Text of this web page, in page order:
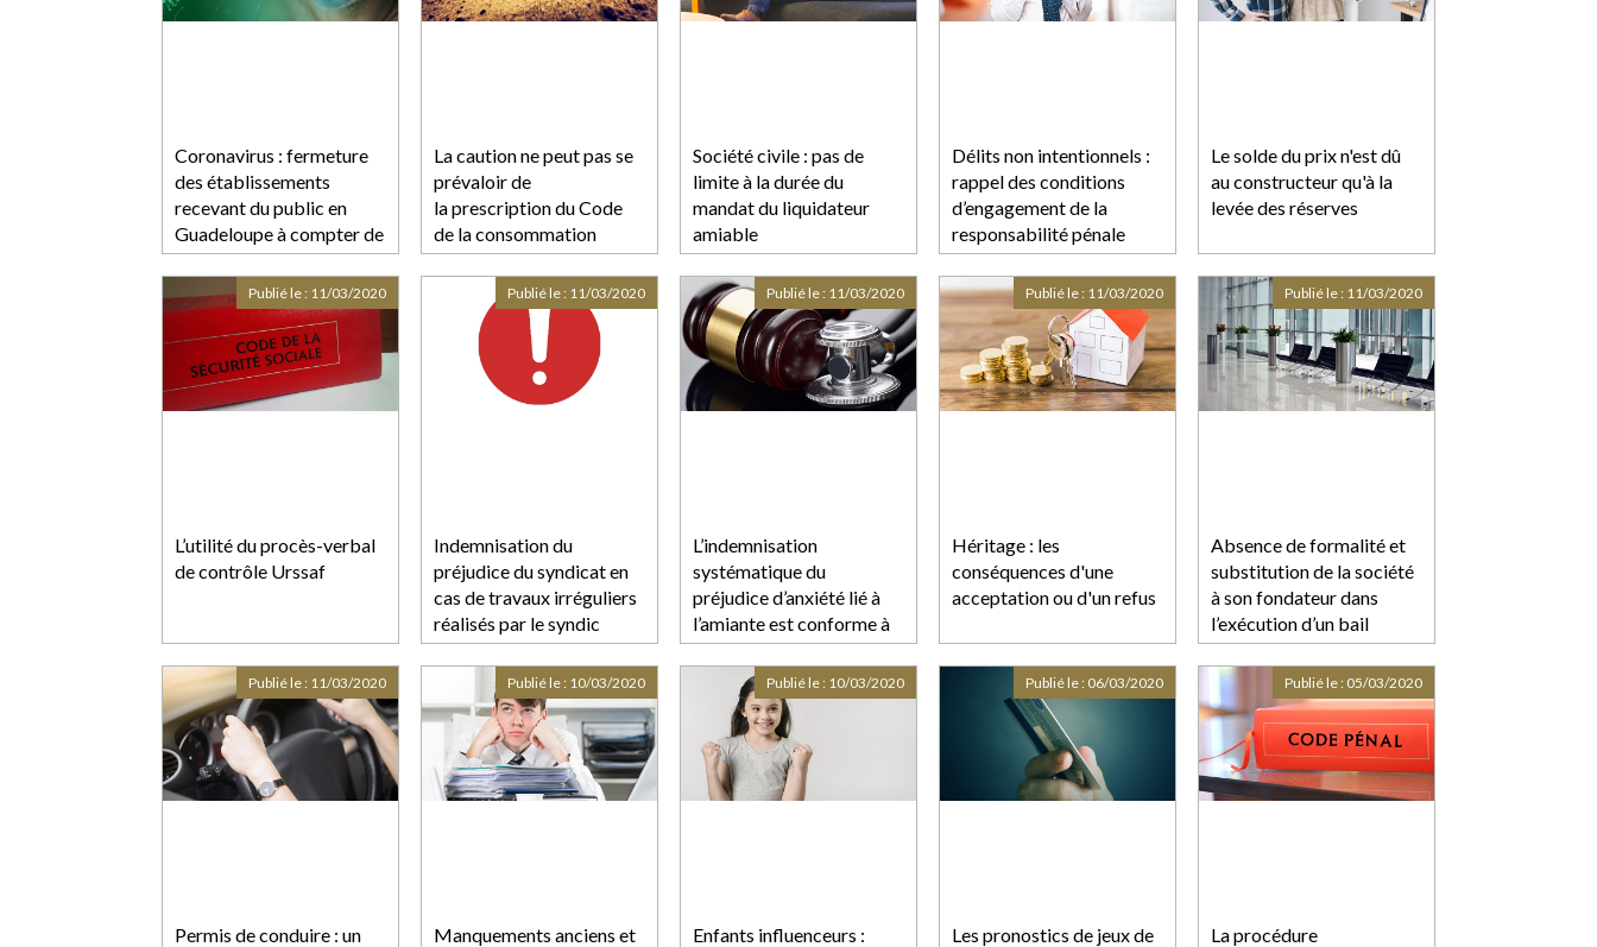
Coronavirus : fermeture
des établissements
recevant du public en
Guadeloupe à compter de
ce dimanche soir 16 mars
La caution ne peut pas se
prévaloir de
la prescription du Code
de la consommation
Société civile : pas de
limite à la durée du
mandat du liquidateur
amiable
Délits non intentionnels :
rappel des conditions
d’engagement de la
responsabilité pénale
Le solde du prix n'est dû
au constructeur qu'à la
levée des réserves
L’utilité du procès-verbal
de contrôle Urssaf
Publié le : 11/03/2020
Indemnisation du
préjudice du syndicat en
cas de travaux irréguliers
réalisés par le syndic
Publié le : 11/03/2020
L’indemnisation
systématique du
préjudice d’anxiété lié à
l’amiante est conforme à
la Constitution
Publié le : 11/03/2020
Héritage : les
conséquences d'une
acceptation ou d'un refus
Publié le : 11/03/2020
Absence de formalité et
substitution de la société
à son fondateur dans
l’exécution d’un bail
Publié le : 11/03/2020
Permis de conduire : un
Publié le : 11/03/2020
Manquements anciens et
Publié le : 10/03/2020
Enfants influenceurs :
Publié le : 10/03/2020
Les pronostics de jeux de
Publié le : 06/03/2020
La procédure
Publié le : 05/03/2020